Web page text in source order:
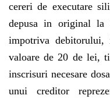
cereri de executare
depusa in original la
impotriva
valoare de 20 de lei,
inscrisuri necesare
unui creditor